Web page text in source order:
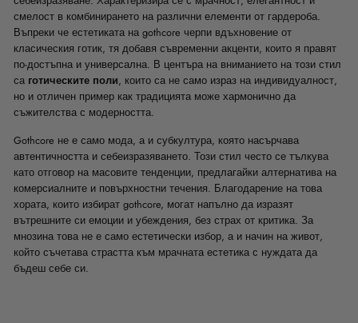
смелост в комбинирането на различни елементи от гардероба.
Въпреки че естетиката на gothcore черпи вдъхновение от
класическия готик, тя добавя съвременни акценти, които я правят
по-достъпна и универсална. В центъра на вниманието на този стил
са готическите поли, които са не само израз на индивидуалност,
но и отличен пример как традицията може хармонично да
съжителства с модерността.
Gothcore не е само мода, а и субкултура, която насърчава
автентичността и себеизразяването. Този стил често се тълкува
като отговор на масовите тенденции, предлагайки алтернатива на
комерсиалните и повърхностни течения. Благодарение на това
хората, които избират gothcore, могат напълно да изразят
вътрешните си емоции и убеждения, без страх от критика. За
мнозина това не е само естетически избор, а и начин на живот,
който съчетава страстта към мрачната естетика с нуждата да
бъдеш себе си.